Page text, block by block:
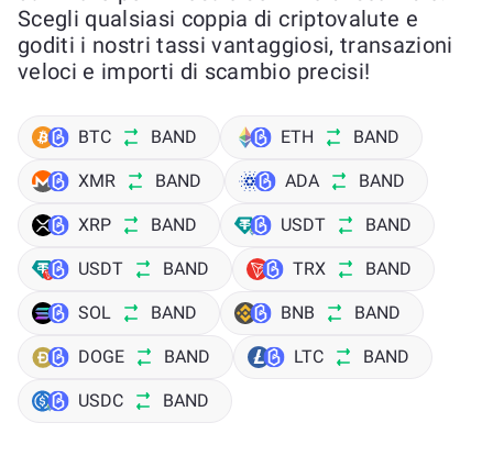
Scegli qualsiasi coppia di criptovalute e
goditi i nostri tassi vantaggiosi, transazioni
veloci e importi di scambio precisi!
BTC BAND ETH BAND
XMR BAND ADA BAND
XRP BAND USDT BAND
USDT BAND TRX BAND
SOL BAND BNB BAND
DOGE BAND LTC BAND
USDC BAND